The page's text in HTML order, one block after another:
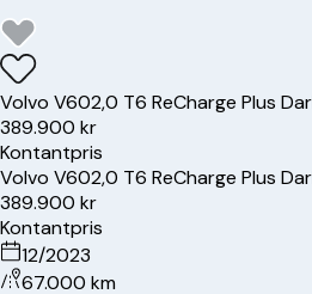
Volvo V602,0 T6 ReCharge Plus
389.900 kr
Kontantpris
Volvo V602,0 T6 ReCharge Plus
389.900 kr
Kontantpris
12/2023
67.000 km